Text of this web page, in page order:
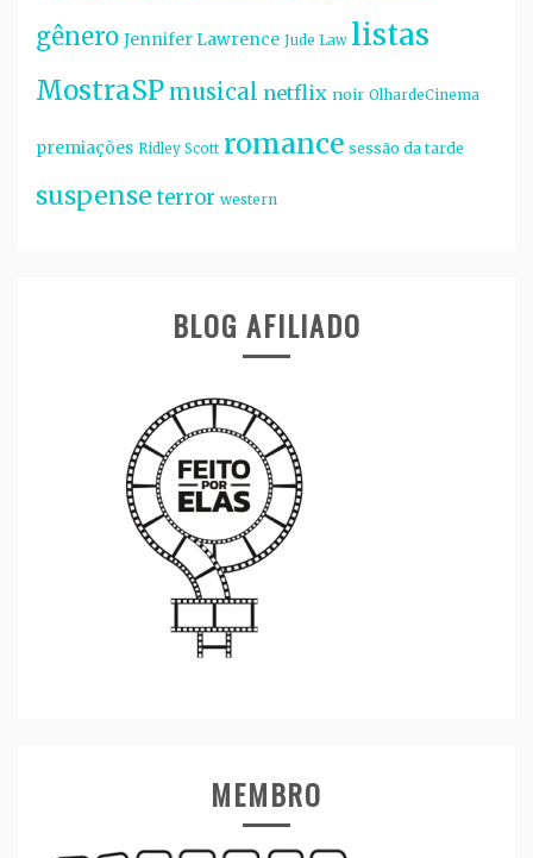
gênero Jennifer Lawrence Jude Law listas
MostraSP musical netflix noir OlhardeCinema
premiações Ridley Scott romance sessão da tarde
suspense terror western
BLOG AFILIADO
MEMBRO